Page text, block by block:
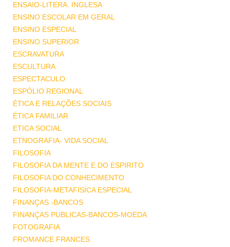
ENSAIO-LITERA. INGLESA
ENSINO ESCOLAR EM GERAL
ENSINO ESPECIAL
ENSINO SUPERIOR
ESCRAVATURA
ESCULTURA
ESPECTACULO
ESPÓLIO REGIONAL
ÉTICA E RELAÇÕES SOCIAIS
ÉTICA FAMILIAR
ETICA SOCIAL
ETNOGRAFIA- VIDA SOCIAL
FILOSOFIA
FILOSOFIA DA MENTE E DO ESPIRITO
FILOSOFIA DO CONHECIMENTO
FILOSOFIA-METAFISICA ESPECIAL
FINANÇAS -BANCOS
FINANÇAS PUBLICAS-BANCOS-MOEDA
FOTOGRAFIA
FROMANCE FRANCES